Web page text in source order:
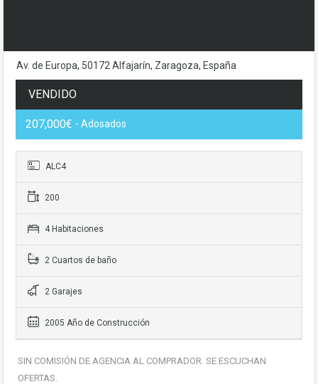
Av. de Europa, 50172 Alfajarín, Zaragoza, España
VENDIDO
207,000€ - Adosados
ALC4
200
4 Habitaciones
2 Cuartos de baño
2 Garajes
2005 Año de Construcción
SIN COMISIÓN DE AGENCIA AL COMPRADOR. SE ESCUCHAN
OFERTAS.